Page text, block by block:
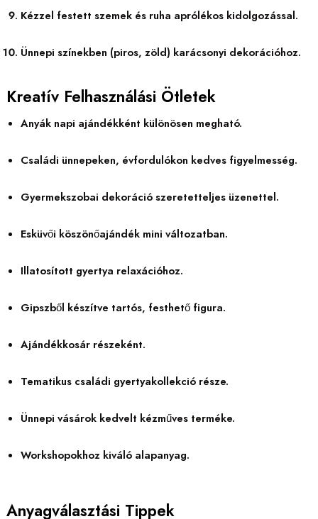
Kézzel festett szemek és ruha aprólékos kidolgozással.
Ünnepi színekben (piros, zöld) karácsonyi dekorációhoz.
Kreatív Felhasználási Ötletek
Anyák napi ajándékként különösen megható.
Családi ünnepeken, évfordulókon kedves figyelmesség.
Gyermekszobai dekoráció szeretetteljes üzenettel.
Esküvői köszönőajándék mini változatban.
Illatosított gyertya relaxációhoz.
Gipszből készítve tartós, festhető figura.
Ajándékkosár részeként.
Tematikus családi gyertyakollekció része.
Ünnepi vásárok kedvelt kézműves terméke.
Workshopokhoz kiváló alapanyag.
Anyagválasztási Tippek